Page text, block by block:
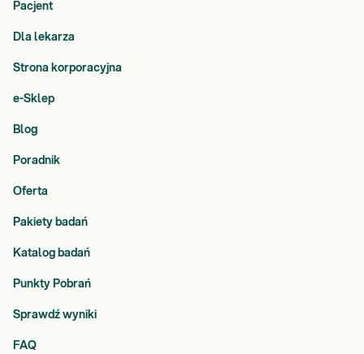
Pacjent
Dla lekarza
Strona korporacyjna
e-Sklep
Blog
Poradnik
Oferta
Pakiety badań
Katalog badań
Punkty Pobrań
Sprawdź wyniki
FAQ